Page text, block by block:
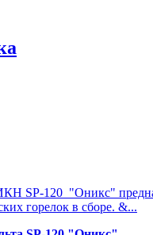
SP-120 "Оникс"
горелок в сборе. &...